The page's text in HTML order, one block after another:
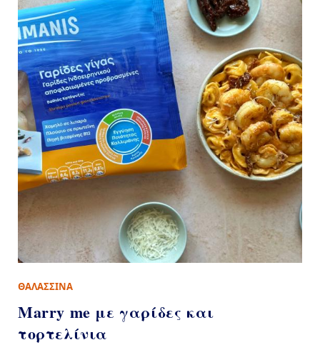
ΘΑΛΑΣΣΙΝΑ
Marry me με γαρίδες και
τορτελίνια